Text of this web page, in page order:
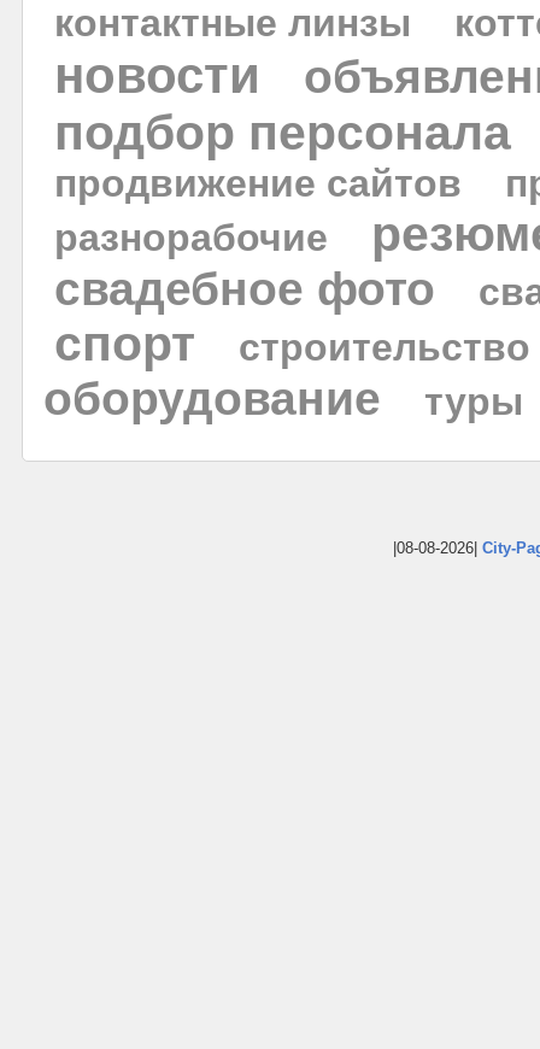
контактные линзы
новости
подбор персонала
продвижение сайтов
разнорабочие
свадебное фото
спорт строительство
оборудование туры
|08-08-2026| City-